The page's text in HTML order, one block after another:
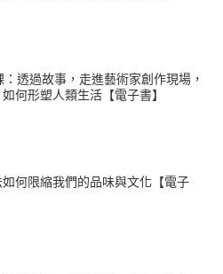
透過故事，走進藝術家創作現場，
何形塑人類生活【電子書】
何限縮我們的品味與文化【電子